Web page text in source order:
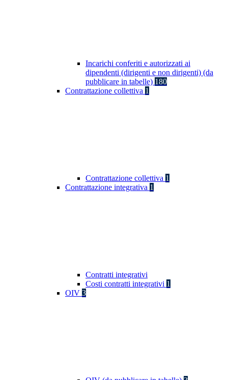
Incarichi conferiti e autorizzati ai
dipendenti (dirigenti e non dirigenti) (da
pubblicare in tabelle) 180
Contrattazione collettiva 1
Contrattazione collettiva 1
Contrattazione integrativa 1
Contratti integrativi
Costi contratti integrativi 1
OIV 3